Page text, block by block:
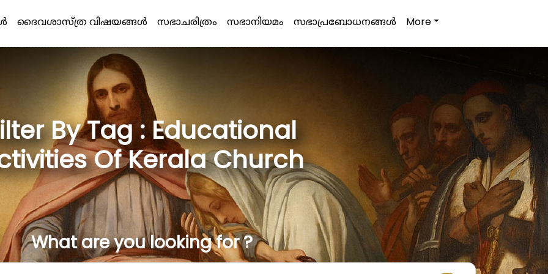
ദൈവശാസ്ത്ര വിഷയങ്ങള്‍ സഭാചരിത്രം സഭാനിയമം സഭാപ്രബോധനങ്ങള്‍ More
By Tag : Educational
Of Kerala Church
What are you looking for ?